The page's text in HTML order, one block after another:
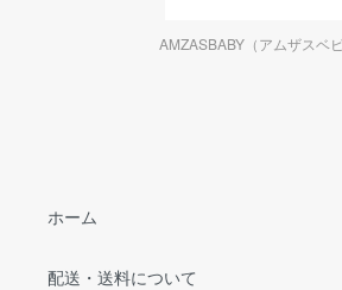
AMZASBABY（アムザスベビ
ホーム
配送・送料について